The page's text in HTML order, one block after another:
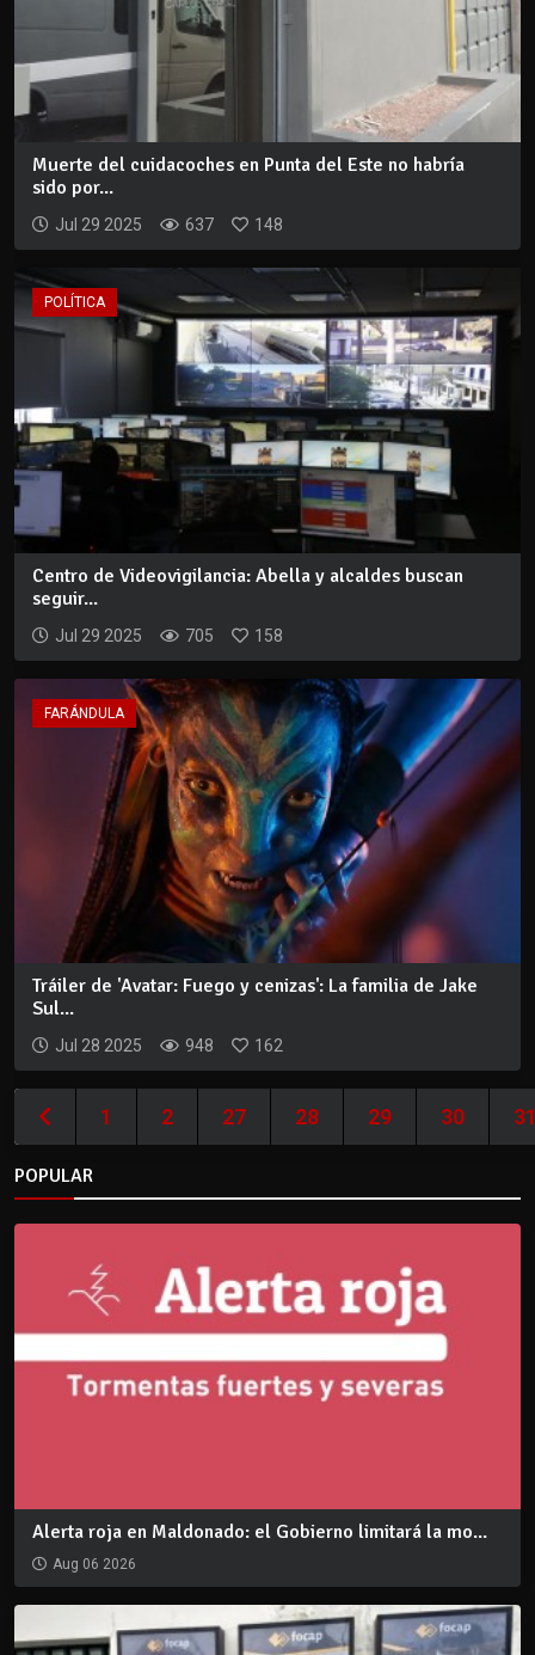
Muerte del cuidacoches en Punta del Este no habría
sido por...
Jul 29 2025 637 148
POLÍTICA
Centro de Videovigilancia: Abella y alcaldes buscan
seguir...
Jul 29 2025 705 158
FARÁNDULA
Tráiler de 'Avatar: Fuego y cenizas': La familia de Jake
Sul...
Jul 28 2025 948 162
1 2 27 28 29 30
POPULAR
Alerta roja en Maldonado: el Gobierno limitará la mo...
Aug 06 2026